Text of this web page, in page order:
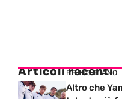
Articoli recenti
PRIMO PIANO
Altro che